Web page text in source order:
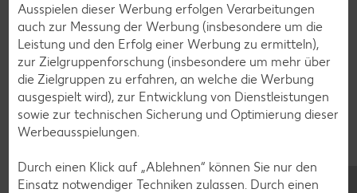
Smoothie-Rezepte
Bowle-Rezepte
Cocktail-Rezepte
Avocado-Rezepte
Erdbeer-Rezepte
Bananen-Rezepte
Ausspielen dieser Werbung erfolgen Verarbeitungen
auch zur Messung der Werbung (insbesondere um die
Leistung und den Erfolg einer Werbung zu ermitteln),
zur Zielgruppenforschung (insbesondere um mehr über
die Zielgruppen zu erfahren, an welche die Werbung
ausgespielt wird), zur Entwicklung von Dienstleistungen
sowie zur technischen Sicherung und Optimierung dieser
Werbeausspielungen.
Durch einen Klick auf „Ablehnen“ können Sie nur den
Einsatz notwendiger Techniken zulassen. Durch einen